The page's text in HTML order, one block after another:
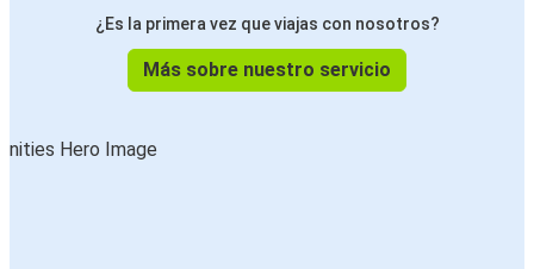
¿Es la primera vez que viajas con nosotros?
Más sobre nuestro servicio